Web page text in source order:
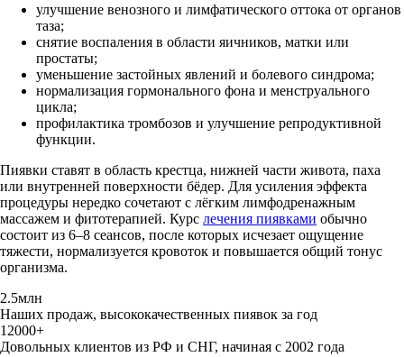
улучшение венозного и лимфатического оттока от органов
таза;
снятие воспаления в области яичников, матки или
простаты;
уменьшение застойных явлений и болевого синдрома;
нормализация гормонального фона и менструального
цикла;
профилактика тромбозов и улучшение репродуктивной
функции.
Пиявки ставят в область крестца, нижней части живота, паха
или внутренней поверхности бёдер. Для усиления эффекта
процедуры нередко сочетают с лёгким лимфодренажным
массажем и фитотерапией. Курс лечения пиявками обычно
состоит из 6–8 сеансов, после которых исчезает ощущение
тяжести, нормализуется кровоток и повышается общий тонус
организма.
2.5млн
Наших продаж, высококачественных пиявок за год
12000+
Довольных клиентов из РФ и СНГ, начиная с 2002 года